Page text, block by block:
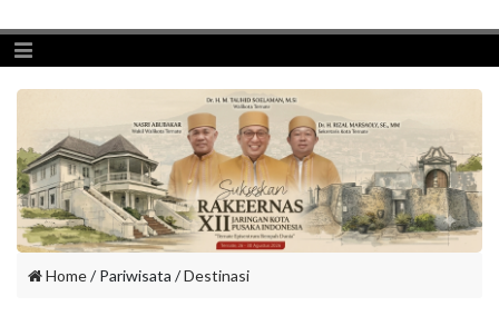
Toggle navigation
Home/ Pariwisata /Destinasi